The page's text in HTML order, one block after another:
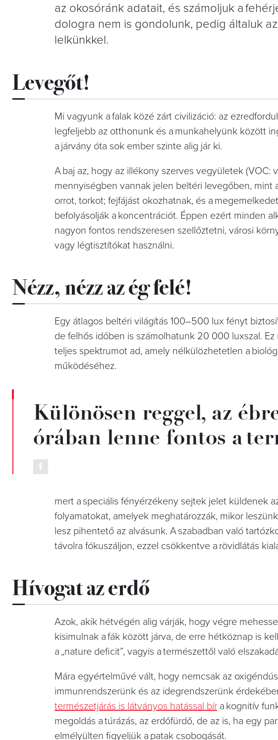
az okosóránk adatait, és számoljuk a
dologra nem is gondolunk, pedig általuk
lelkünkkel.
Levegőt!
Mi vagyunk a falak közé zárt civilizáció: az
legfeljebb az otthonunk és a munkahelyünk között
a járvány óta sok ember szinte alig jár ki.
A baj az, hogy az illékony szerves vegyületek
mennyiségben vannak jelen beltéri levegőben, mint
orrot, torkot; fejfájást okozhatnak, és a
befolyásolják a koncentrációt. Éppen ezért minden
nagyon fontos rendszeresen szellőztetni, városi
vagy légtisztítókat használni.
Nézz, nézz az ég felé!
Egy átlagos beltéri világítás 100–500 lux fényt
de felhős időben is számolhatunk 20 000 luxszal.
teljes spektrumot ad, amely nélkülözhetetlen a
működéséhez.
Különösen reggel, az
órában lenne fontos a
mert a speciális fényérzékeny sejtek jelet küldenek
folyamatokat, amelyek meghatározzák, mikor
lesz pihentető az alvásunk. A szabadban való
távolra fókuszáljon, ezzel csökkentve a rövidlátás
Hívogat az erdő
Azok, akik hétvégén alig várják, hogy végre
kisimulnak a fák között járva, de erre hétköznap is
a „nature deficit”, vagyis a természettől való
Mára egyértelművé vált, hogy nemcsak az
immunrendszerünk és az idegrendszerünk
természetjárás is látványos hatással bír a kognitív
megoldás a túrázás, az erdőfürdő, de az is, ha egy
elmélyülten figyeljük a patak csobogását.